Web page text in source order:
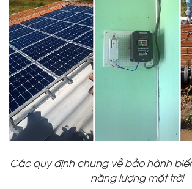
Các quy định chung về bảo hành
năng lượng mặt trời